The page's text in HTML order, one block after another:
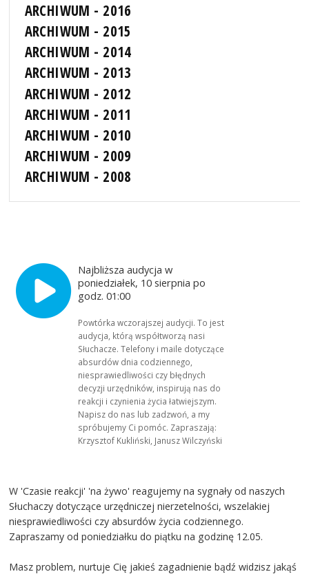
ARCHIWUM - 2016
ARCHIWUM - 2015
ARCHIWUM - 2014
ARCHIWUM - 2013
ARCHIWUM - 2012
ARCHIWUM - 2011
ARCHIWUM - 2010
ARCHIWUM - 2009
ARCHIWUM - 2008
Najbliższa audycja w
poniedziałek, 10 sierpnia po
godz. 01:00
Powtórka wczorajszej audycji. To jest
audycja, którą współtworzą nasi
Słuchacze. Telefony i maile dotyczące
absurdów dnia codziennego,
niesprawiedliwości czy błędnych
decyzji urzędników, inspirują nas do
reakcji i czynienia życia łatwiejszym.
Napisz do nas lub zadzwoń, a my
spróbujemy Ci pomóc. Zapraszają:
Krzysztof Kukliński, Janusz Wilczyński
W 'Czasie reakcji' 'na żywo' reagujemy na sygnały od naszych
Słuchaczy dotyczące urzędniczej nierzetelności, wszelakiej
niesprawiedliwości czy absurdów życia codziennego.
Zapraszamy od poniedziałku do piątku na godzinę 12.05.
Masz problem, nurtuje Cię jakieś zagadnienie bądź widzisz jakąś